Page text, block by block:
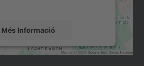
Més Informació
Accepta